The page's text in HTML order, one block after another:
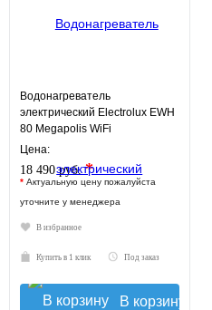
Водонагреватель
электрический Electrolux EWH
80 Megapolis WiFi
Цена:
18 490 руб.*
* Актуальную цену пожалуйста
уточните у менеджера
В избранное
Купить в 1 клик Под заказ
В корзину